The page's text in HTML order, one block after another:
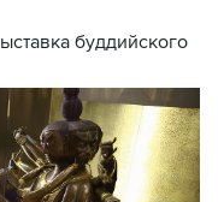
буддийского